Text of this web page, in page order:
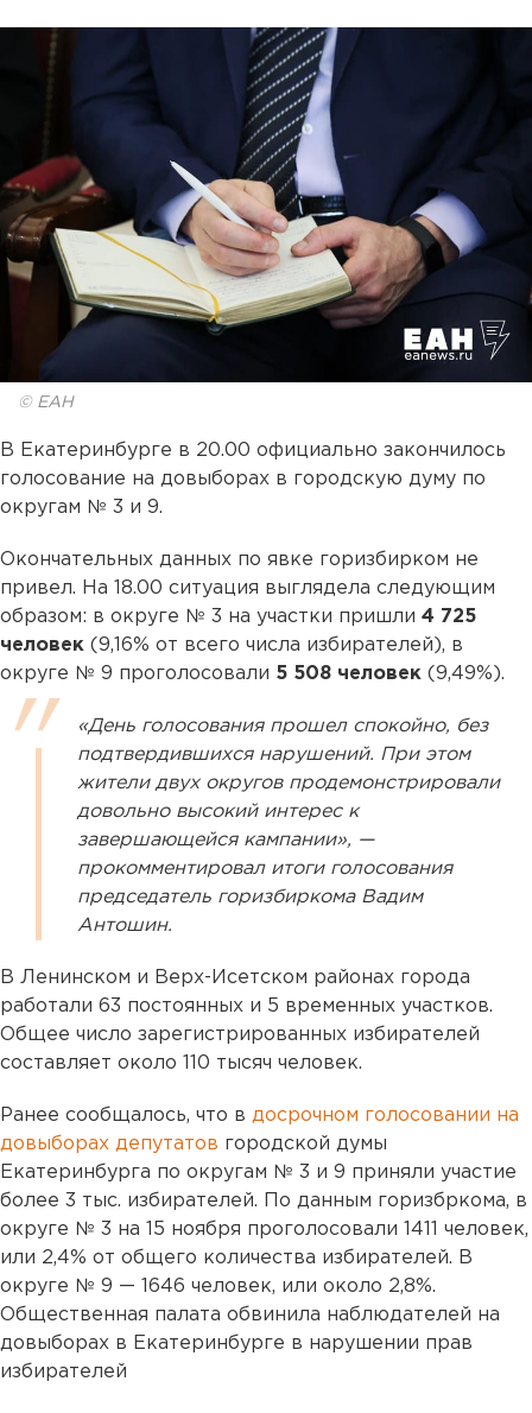
© ЕАН
В Екатеринбурге в 20.00 официально закончилось
голосование на довыборах в городскую думу по
округам № 3 и 9.
Окончательных данных по явке горизбирком не
привел. На 18.00 ситуация выглядела следующим
образом: в округе № 3 на участки пришли 4 725
человек (9,16% от всего числа избирателей), в
округе № 9 проголосовали 5 508 человек (9,49%).
«День голосования прошел спокойно, без
подтвердившихся нарушений. При этом
жители двух округов продемонстрировали
довольно высокий интерес к
завершающейся кампании», —
прокомментировал итоги голосования
председатель горизбиркома Вадим
Антошин.
В Ленинском и Верх-Исетском районах города
работали 63 постоянных и 5 временных участков.
Общее число зарегистрированных избирателей
составляет около 110 тысяч человек.
Ранее сообщалось, что в досрочном голосовании на
довыборах депутатов городской думы
Екатеринбурга по округам № 3 и 9 приняли участие
более 3 тыс. избирателей. По данным горизбркома, в
округе № 3 на 15 ноября проголосовали 1411 человек,
или 2,4% от общего количества избирателей. В
округе № 9 — 1646 человек, или около 2,8%.
Общественная палата обвинила наблюдателей на
довыборах в Екатеринбурге в нарушении прав
избирателей